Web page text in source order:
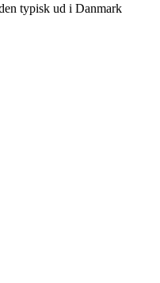
typisk ud i Danmark